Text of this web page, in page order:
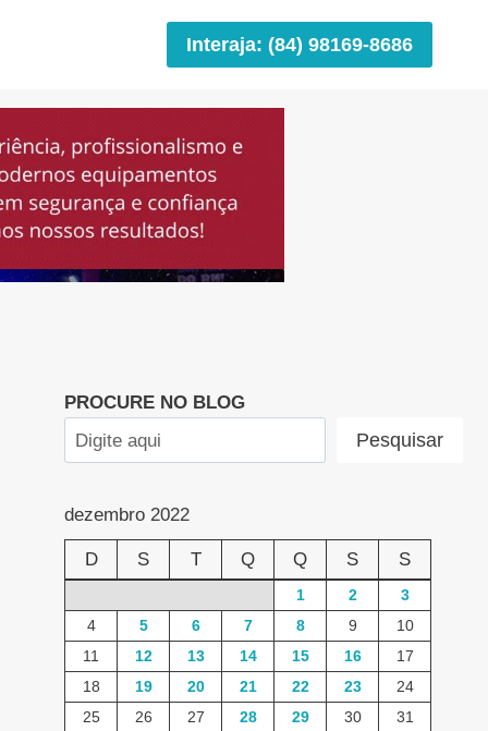
Interaja: (84) 98169-8686
PROCURE NO BLOG
Pesquisar
dezembro 2022
D S T Q Q S S
1 2
3
4
5 6 7 8 9
10
11
12 13 14 15 16
17
18
19 20 21 22 23
24
25
26 27 28 29 30 31